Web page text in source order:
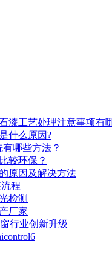
漆工艺处理注意事项有
什么原因?
哪些方法？
较环保？
原因及解决方法
程
检测
厂家
行业创新升级